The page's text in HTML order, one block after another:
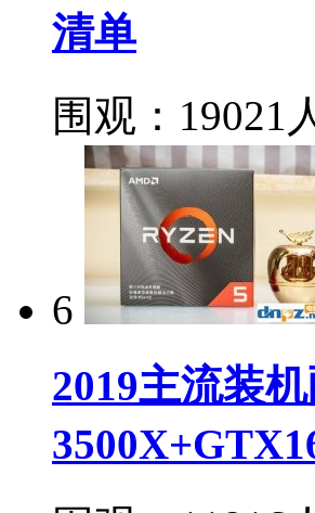
清单
围观：19021
6
2019主流装